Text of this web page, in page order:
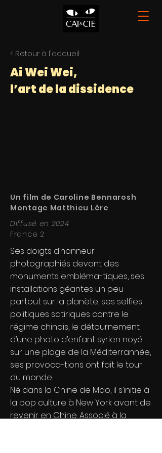
< Retour à l'accueil
Ai Wei Wei,
l’art de la dissidence
Un film de Caroline Bennarosh
Montage Matthieu Lère
Diffusé en 2024
France 2
Ses doigts d’honneur
photographiés devant des
monuments embléma-tiques, ses
installations géantes un peu
partout sur la planète, ses selfies
politiques satiriques contre le
régime chinois, le détournement
d’une photo d’enfant syrien noyé
sur une plage de la Méditerrannée,
ses provoca-tions ont fait le tour
du monde.
Né dans la Chine de Mao, il s’initie à
la pop culture à New York avant de
revenir en Chine. Associé à la